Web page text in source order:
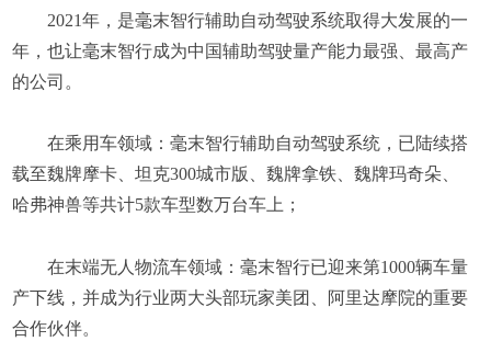
2021年，是毫末智行辅助自动驾驶系统取得大发展的一
年，也让毫末智行成为中国辅助驾驶量产能力最强、最高产
的公司。
在乘用车领域：毫末智行辅助自动驾驶系统，已陆续搭
载至魏牌摩卡、坦克300城市版、魏牌拿铁、魏牌玛奇朵、
哈弗神兽等共计5款车型数万台车上；
在末端无人物流车领域：毫末智行已迎来第1000辆车量
产下线，并成为行业两大头部玩家美团、阿里达摩院的重要
合作伙伴。